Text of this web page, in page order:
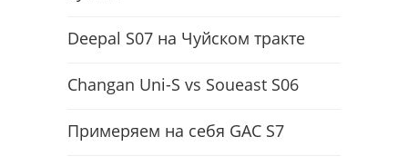
Deepal S07 на Чуйском тракте
Changan Uni-S vs Soueast S06
Примеряем на себя GAC S7